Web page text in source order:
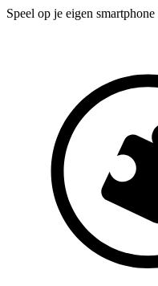
Speel op je eigen smartphone